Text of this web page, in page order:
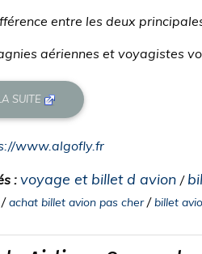
entre les deux
aériennes et voyagistes
SUITE
www.algofly.fr
: voyage et billet d avion /
/achat billet avion pas cher/ billet